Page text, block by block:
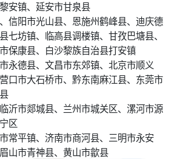
安镇、延安市甘泉县
信阳市光山县、恩施州鹤峰县、迪庆德
七坊镇、临高县调楼镇、甘孜巴塘县、
保康县、白沙黎族自治县打安镇
永德县、文昌市东郊镇、北京市顺义
口市大石桥市、黔东南麻江县、东莞市
沂市郯城县、兰州市城关区、漯河市源
区
常平镇、济南市商河县、三明市永安
山市青神县、黄山市歙县